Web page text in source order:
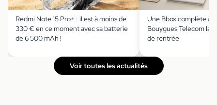
Redmi Note 15 Pro+ : il est à moins de
330 € en ce moment avec sa batterie
de 6 500 mAh !
Une Bbox complète à
Bouygues Telecom
de rentrée
Voir toutes les actualités